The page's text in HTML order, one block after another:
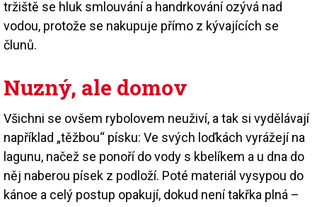
tržiště se hluk smlouvání a handrkování ozývá nad
vodou, protože se nakupuje přímo z kývajících se
člunů.
Nuzný, ale domov
Všichni se ovšem rybolovem neuživí, a tak si vydělávají
například „těžbou“ písku: Ve svých loďkách vyrážejí na
lagunu, načež se ponoří do vody s kbelíkem a u dna do
něj naberou písek z podloží. Poté materiál vysypou do
kánoe a celý postup opakují, dokud není takřka plná –